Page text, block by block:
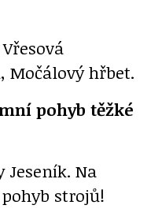
Močálový hřbet.
pohyb těžké
Jeseník. Na
strojů!